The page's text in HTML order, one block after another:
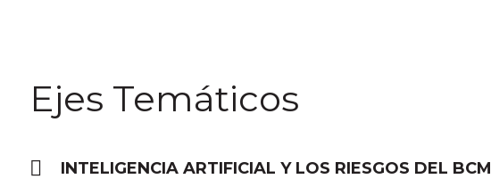
Ejes Temáticos
INTELIGENCIA ARTIFICIAL Y LOS RIESGOS DEL BCM